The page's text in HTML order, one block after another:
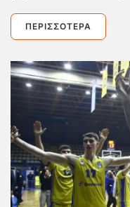
ΠΕΡΙΣΣΌΤΕΡΑ